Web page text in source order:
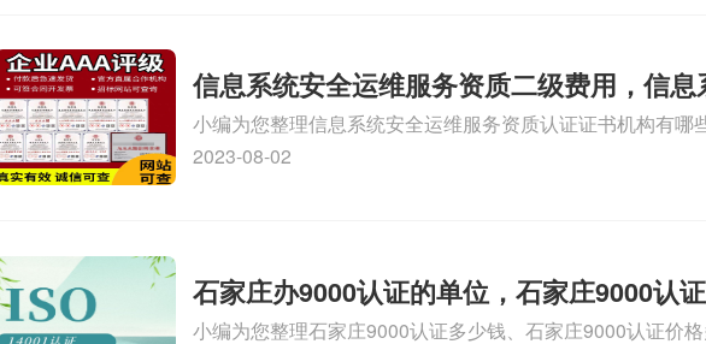
信息系统安全运维服务资质二级费用，信息
维服务资质二级
小编为您整理信息系统安全运维服务资质认证证书机构有哪
务资质的费用是多少啊、安全运维服务资质哪家便宜、安全
2023-08-02
石家庄办9000认证的单位，石家庄9000认
小编为您整理石家庄9000认证多少钱、石家庄9000认证价